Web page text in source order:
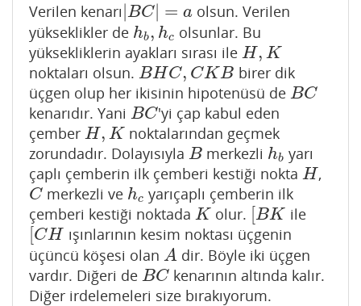
Verilen kenarı|BC| = a
|BC| a
olsun. Verilen
yükseklikler de hb, hc
hb, hc olsunlar. Bu
yüksekliklerin ayakları sırası ile H, K
H,K
noktaları olsun. BHC, CKB
BHC,CK B
birer dik
üçgen olup her ikisinin hipotenüsü de BC
BC
kenarıdır. Yani BC
BC 'yi çap kabul eden
çember H, K
H,K
noktalarından geçmek
zorundadır. Dolayısıyla B
B merkezli hb
hb yarı
çaplı çemberin ilk çemberi kestiği nokta H
H ,
C
C merkezli ve hc
hc yarıçaplı çemberin ilk
çemberi kestiği noktada K
K olur. [BK
[BK ile
CH
CH
ışınlarının kesim noktası üçgenin
üçüncü köşesi olan A
A dir. Böyle iki üçgen
vardır. Diğeri de BC
BC kenarının altında kalır.
Diğer irdelemeleri size bırakıyorum.